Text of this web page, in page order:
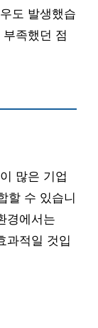
도 발생했습
족했던 점
많은 기업
할 수 있습니
경에서는
과적일 것입